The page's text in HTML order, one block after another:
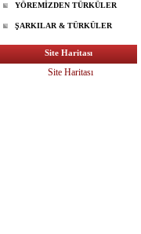
YÖREMİZDEN TÜRKÜLER
ŞARKILAR & TÜRKÜLER
Site Haritası
Site Haritası